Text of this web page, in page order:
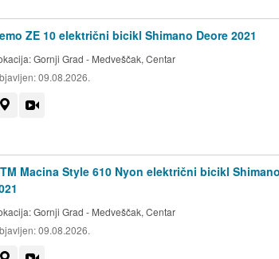
ZE 10 električni bicikl Shimano Deore 2021
Gornji Grad - Medveščak, Centar
09.08.2026.
Macina Style 610 Nyon električni bicikl
Gornji Grad - Medveščak, Centar
09.08.2026.